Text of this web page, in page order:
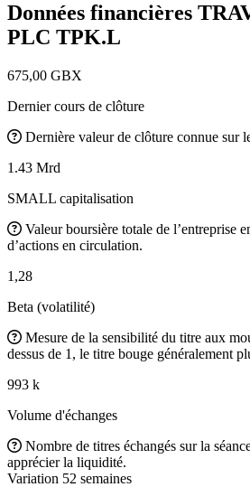
Données financières
PLC TPK.L
675,00 GBX
Dernier cours de clôture
Dernière valeur de clôture connue sur
1.43 Mrd
SMALL capitalisation
Valeur boursière totale de l’entreprise
d’actions en circulation.
1,28
Beta (volatilité)
Mesure de la sensibilité du titre aux
dessus de 1, le titre bouge généralement
993 k
Volume d'échanges
Nombre de titres échangés sur la
apprécier la liquidité.
Variation 52 semaines